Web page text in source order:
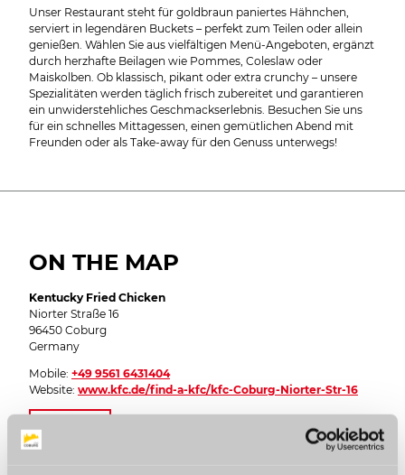
Unser Restaurant steht für goldbraun paniertes Hähnchen,
serviert in legendären Buckets – perfekt zum Teilen oder allein
genießen. Wählen Sie aus vielfältigen Menü-Angeboten, ergänzt
durch herzhafte Beilagen wie Pommes, Coleslaw oder
Maiskolben. Ob klassisch, pikant oder extra crunchy – unsere
Spezialitäten werden täglich frisch zubereitet und garantieren
ein unwiderstehliches Geschmackserlebnis. Besuchen Sie uns
für ein schnelles Mittagessen, einen gemütlichen Abend mit
Freunden oder als Take-away für den Genuss unterwegs!
ON THE MAP
Kentucky Fried Chicken
Niorter Straße 16
96450 Coburg
Germany
Mobile: +49 9561 6431404
Website: www.kfc.de/find-a-kfc/kfc-Coburg-Niorter-Str-16